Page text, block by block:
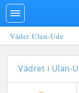
Väder Ulan-Ude
Vädret i Ulan-